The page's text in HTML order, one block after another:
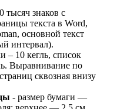
тысяч знаков с
текста в Word,
основной текст
интервал).
– 10 кегль, список
Выравнивание по
сквозная внизу
- размер бумаги —